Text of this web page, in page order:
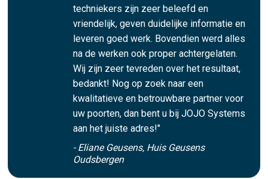
techniekers zijn zeer beleefd en
vriendelijk, geven duidelijke informatie en
leveren goed werk. Bovendien werd alles
na de werken ook proper achtergelaten.
Wij zijn zeer tevreden over het resultaat,
bedankt! Nog op zoek naar een
kwalitatieve en betrouwbare partner voor
uw poorten, dan bent u bij JOJO Systems
aan het juiste adres!"
- Eliane Geusens, Huis Geusens
Oudsbergen